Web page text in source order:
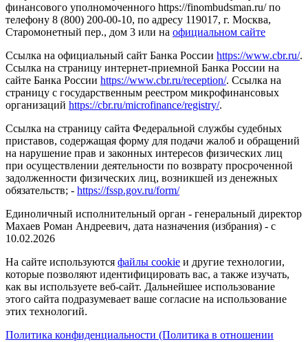
финансового уполномоченного https://finombudsman.ru/ по
телефону 8 (800) 200-00-10, по адресу 119017, г. Москва,
Старомонетный пер., дом 3 или на официальном сайте
Ссылка на официальный сайт Банка России https://www.cbr.ru/.
Ссылка на страницу интернет-приемной Банка России на
сайте Банка России https://www.cbr.ru/reception/. Ссылка на
страницу с государственным реестром микрофинансовых
организаций https://cbr.ru/microfinance/registry/.
Ссылка на страницу сайта Федеральной службы судебных
приставов, содержащая форму для подачи жалоб и обращений
на нарушение прав и законных интересов физических лиц
при осуществлении деятельности по возврату просроченной
задолженности физических лиц, возникшей из денежных
обязательств; - https://fssp.gov.ru/form/
Единоличный исполнительный орган - генеральный директор
Махаев Роман Андреевич, дата назначения (избрания) - с
10.02.2026
На сайте используются файлы cookie и другие технологии,
которые позволяют идентифицировать вас, а также изучать,
как вы используете веб-сайт. Дальнейшее использование
этого сайта подразумевает ваше согласие на использование
этих технологий.
Политика конфиденциальности (Политика в отношении